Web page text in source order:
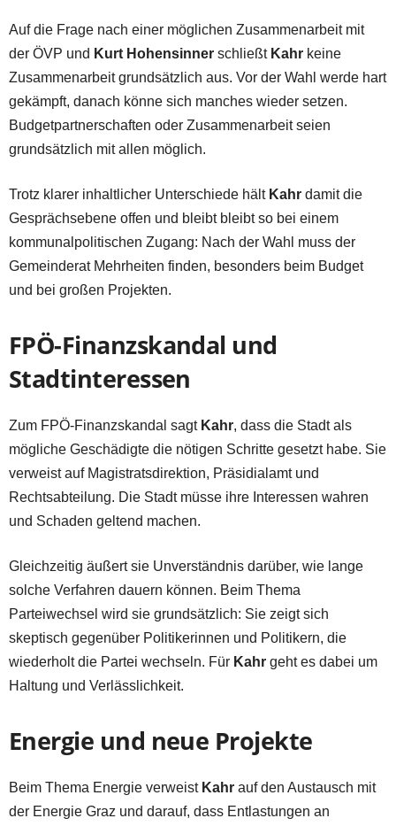
Auf die Frage nach einer möglichen Zusammenarbeit mit
der ÖVP und Kurt Hohensinner schließt Kahr keine
Zusammenarbeit grundsätzlich aus. Vor der Wahl werde hart
gekämpft, danach könne sich manches wieder setzen.
Budgetpartnerschaften oder Zusammenarbeit seien
grundsätzlich mit allen möglich.
Trotz klarer inhaltlicher Unterschiede hält Kahr damit die
Gesprächsebene offen und bleibt bleibt so bei einem
kommunalpolitischen Zugang: Nach der Wahl muss der
Gemeinderat Mehrheiten finden, besonders beim Budget
und bei großen Projekten.
FPÖ-Finanzskandal und
Stadtinteressen
Zum FPÖ-Finanzskandal sagt Kahr, dass die Stadt als
mögliche Geschädigte die nötigen Schritte gesetzt habe. Sie
verweist auf Magistratsdirektion, Präsidialamt und
Rechtsabteilung. Die Stadt müsse ihre Interessen wahren
und Schaden geltend machen.
Gleichzeitig äußert sie Unverständnis darüber, wie lange
solche Verfahren dauern können. Beim Thema
Parteiwechsel wird sie grundsätzlich: Sie zeigt sich
skeptisch gegenüber Politikerinnen und Politikern, die
wiederholt die Partei wechseln. Für Kahr geht es dabei um
Haltung und Verlässlichkeit.
Energie und neue Projekte
Beim Thema Energie verweist Kahr auf den Austausch mit
der Energie Graz und darauf, dass Entlastungen an